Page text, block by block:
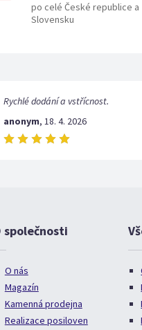
po celé České republice a
Slovensku
Rychlé dodání a vstřícnost.
anonym, 18. 4. 2026
společnosti
O nás
Magazín
Kamenná prodejna
Realizace posiloven